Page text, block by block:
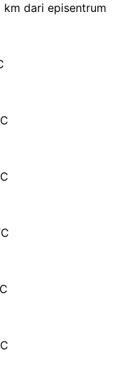
dari episentrum